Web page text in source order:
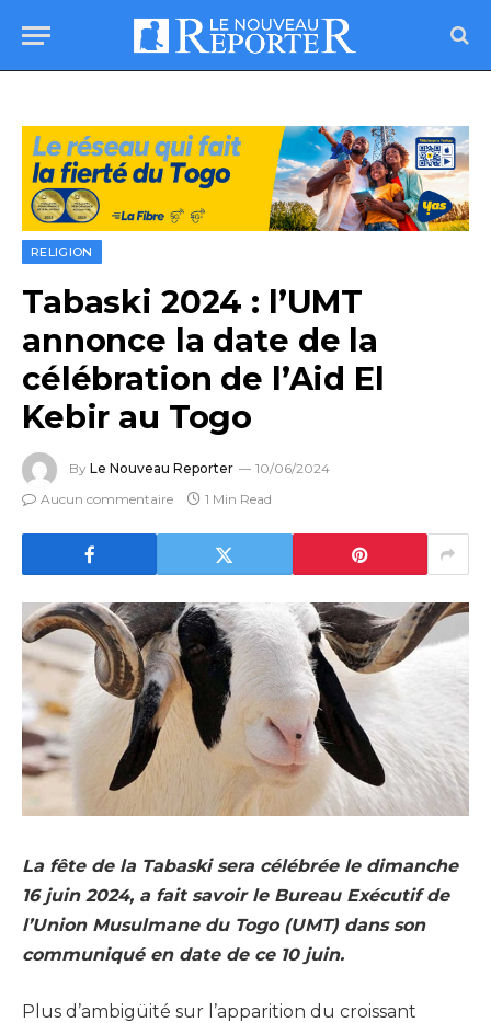
RELIGION
Tabaski 2024 : l’UMT
annonce la date de la
célébration de l’Aid El
Kebir au Togo
By Le Nouveau Reporter
10/06/2024
Aucun commentaire
1 Min Read
La fête de la Tabaski sera célébrée le dimanche
16 juin 2024, a fait savoir le Bureau Exécutif de
l’Union Musulmane du Togo (UMT) dans son
communiqué en date de ce 10 juin.
Plus d’ambigüité sur l’apparition du croissant